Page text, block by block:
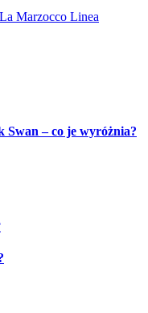
Marzocco Linea
Swan – co je wyróżnia?